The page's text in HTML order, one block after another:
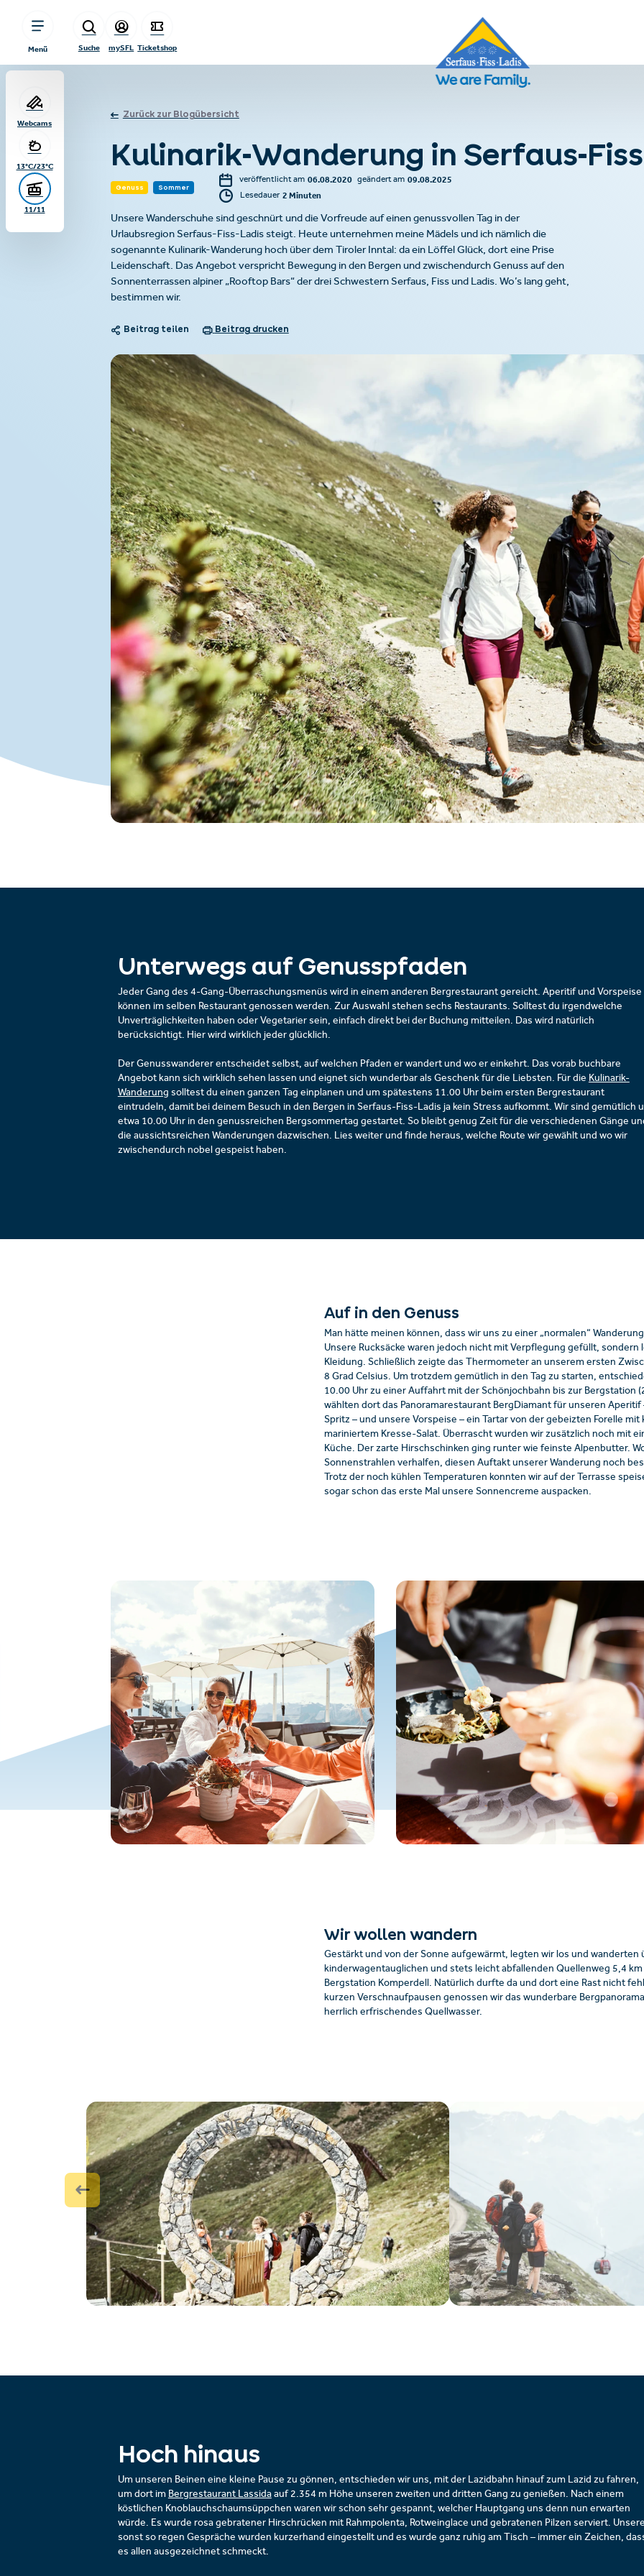
Menü Suche mySFL Ticketshop
Webcams
13°C/23°C
11/11
Zurück zur Blogübersicht
Kulinarik-Wanderung in Serfaus-
Genuss Sommer
veröffentlicht am 06.08.2020 geändert am 09.08.2025
Lesedauer 2 Minuten
Unsere Wanderschuhe sind geschnürt und die Vorfreude auf einen genussvollen Tag in der
Urlaubsregion Serfaus-Fiss-Ladis steigt. Heute unternehmen meine Mädels und ich nämlich die
sogenannte Kulinarik-Wanderung hoch über dem Tiroler Inntal: da ein Löffel Glück, dort eine Prise
Leidenschaft. Das Angebot verspricht Bewegung in den Bergen und zwischendurch Genuss auf den
Sonnenterrassen alpiner „Rooftop Bars“ der drei Schwestern Serfaus, Fiss und Ladis. Wo’s lang geht,
bestimmen wir.
Beitrag teilen Beitrag drucken
Unterwegs auf Genusspfaden
Jeder Gang des 4-Gang-Überraschungsmenüs wird in einem anderen Bergrestaurant gereicht. Aperitif und Vorspeise
können im selben Restaurant genossen werden. Zur Auswahl stehen sechs Restaurants. Solltest du irgendwelche
Unverträglichkeiten haben oder Vegetarier sein, einfach direkt bei der Buchung mitteilen. Das wird natürlich
berücksichtigt. Hier wird wirklich jeder glücklich.
Der Genusswanderer entscheidet selbst, auf welchen Pfaden er wandert und wo er einkehrt. Das vorab buchbare
Angebot kann sich wirklich sehen lassen und eignet sich wunderbar als Geschenk für die Liebsten. Für die Kulinarik-
Wanderung solltest du einen ganzen Tag einplanen und um spätestens 11.00 Uhr beim ersten Bergrestaurant
eintrudeln, damit bei deinem Besuch in den Bergen in Serfaus-Fiss-Ladis ja kein Stress aufkommt. Wir sind gemütlich
etwa 10.00 Uhr in den genussreichen Bergsommertag gestartet. So bleibt genug Zeit für die verschiedenen Gänge
die aussichtsreichen Wanderungen dazwischen. Lies weiter und finde heraus, welche Route wir gewählt und wo wir
zwischendurch nobel gespeist haben.
Auf in den Genuss
Man hätte meinen können, dass wir uns zu einer „normalen“
Unsere Rucksäcke waren jedoch nicht mit Verpflegung gefüllt, sondern
Kleidung. Schließlich zeigte das Thermometer an unserem ersten
8 Grad Celsius. Um trotzdem gemütlich in den Tag zu starten,
10.00 Uhr zu einer Auffahrt mit der Schönjochbahn bis zur Bergstation
wählten dort das Panoramarestaurant BergDiamant für unseren Aperitif
Spritz – und unsere Vorspeise – ein Tartar von der gebeizten Forelle mit
mariniertem Kresse-Salat. Überrascht wurden wir zusätzlich noch mit
Küche. Der zarte Hirschschinken ging runter wie feinste Alpenbutter.
Sonnenstrahlen verhalfen, diesen Auftakt unserer Wanderung noch
Trotz der noch kühlen Temperaturen konnten wir auf der Terrasse
sogar schon das erste Mal unsere Sonnencreme auspacken.
Wir wollen wandern
Gestärkt und von der Sonne aufgewärmt, legten wir los und wanderten
kinderwagentauglichen und stets leicht abfallenden Quellenweg 5,4
Bergstation Komperdell. Natürlich durfte da und dort eine Rast nicht
kurzen Verschnaufpausen genossen wir das wunderbare
herrlich erfrischendes Quellwasser.
Hoch hinaus
Um unseren Beinen eine kleine Pause zu gönnen, entschieden wir uns, mit der Lazidbahn hinauf zum Lazid zu fahren,
um dort im Bergrestaurant Lassidaauf 2.354 m Höhe unseren zweiten und dritten Gang zu genießen. Nach einem
köstlichen Knoblauchschaumsüppchen waren wir schon sehr gespannt, welcher Hauptgang uns denn nun erwarten
würde. Es wurde rosa gebratener Hirschrücken mit Rahmpolenta, Rotweinglace und gebratenen Pilzen serviert.
sonst so regen Gespräche wurden kurzerhand eingestellt und es wurde ganz ruhig am Tisch – immer ein Zeichen,
es allen ausgezeichnet schmeckt.